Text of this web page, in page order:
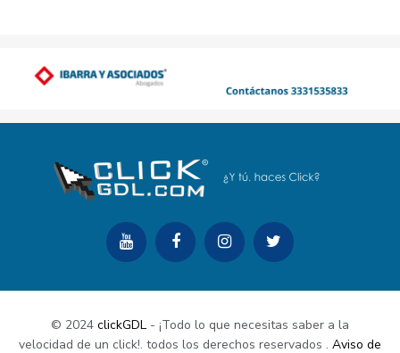
© 2024 clickGDL - ¡Todo lo que necesitas saber a la
velocidad de un click!. todos los derechos reservados . Aviso de